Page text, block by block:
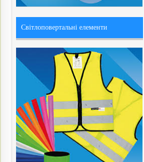
Світлоповертальні елементи